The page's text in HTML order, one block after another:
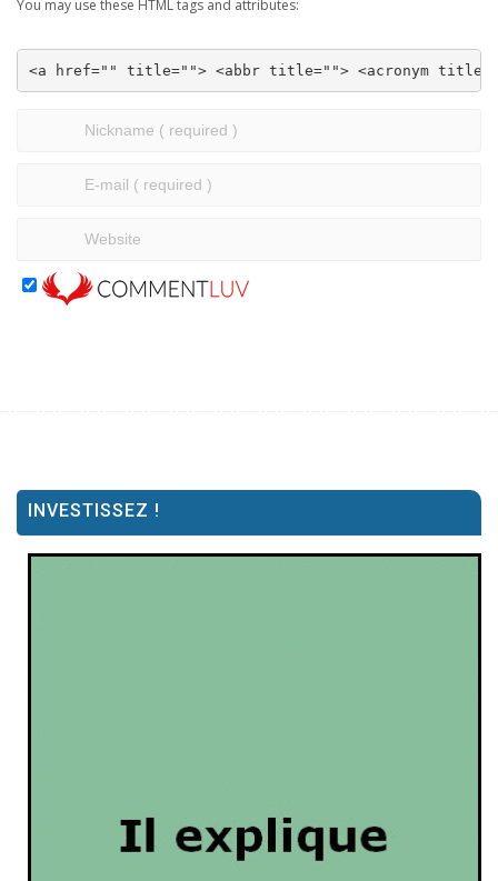
You may use these HTML tags and attributes:
<a href="" title=""> <abbr title=""> <acronym
INVESTISSEZ !